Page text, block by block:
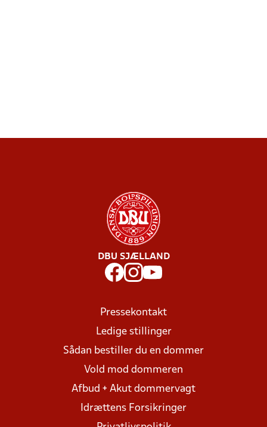
DBU SJÆLLAND
Pressekontakt
Ledige stillinger
Sådan bestiller du en dommer
Vold mod dommeren
Afbud + Akut dommervagt
Idrættens Forsikringer